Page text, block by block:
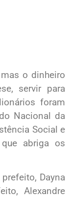
o dinheiro
servir para
foram
Nacional da
Social e
abriga os
Dayna
Alexandre